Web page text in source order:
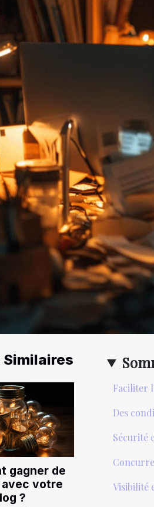
gagner de
avec votre
?
Faciliter
Des
Sécurité
Visibilité